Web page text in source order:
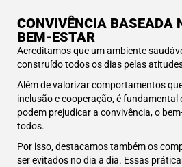
CONVIVÊNCIA BASEADA
BEM-ESTAR
Acreditamos que um ambiente
construído todos os dias pelas
Além de valorizar comportamentos
inclusão e cooperação, é
podem prejudicar a convivência, o
todos.
Por isso, destacamos também os
ser evitados no dia a dia. Essas